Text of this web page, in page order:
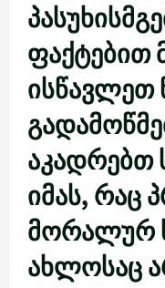
ფაქტებით
ისწავლეთ
აკადრებთ
იმას, რაც
მორალურ
ახლოსაც